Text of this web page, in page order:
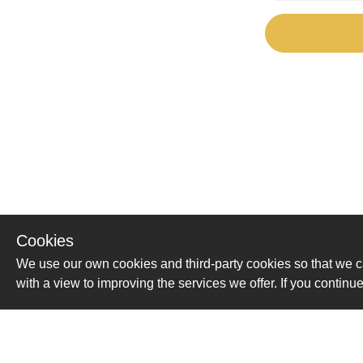
Cookies
We use our own cookies and third-party cookies so that we
with a view to improving the services we offer. If you